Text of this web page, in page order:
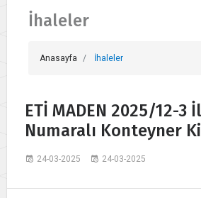
İhaleler
Anasayfa İhaleler
ETİ MADEN 2025/12-3
Numaralı Konteyner
24-03-2025 24-03-2025